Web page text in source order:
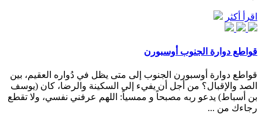
اقرأ أكثر
قواطع دوارة الجنوب أوسبورن
قواطع دوارة أوسبورن الجنوب إلى متى يظل في دُواره العقيم، بين
الصد والإقبال؟ من أجل أن يفيء إلى السكينة والرضا، كان (يوسف
بن أسباط) يدعو ربه مصبحاً و ممسياً: اللهم عرفني نفسي، ولا تقطع
رجاءك من ...